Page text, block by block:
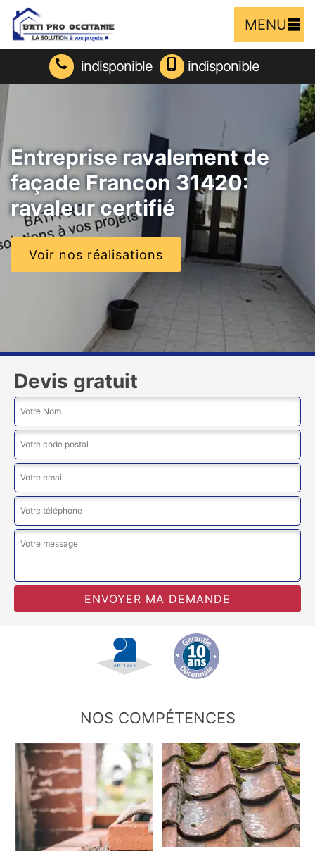
MENU
indisponible indisponible
Entreprise ravalement de
façade Francon 31420:
ravaleur certifié
Voir nos réalisations
Devis gratuit
NOS COMPÉTENCES